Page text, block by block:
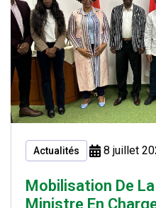
Actualités 8 juillet
Mobilisation De
Ministre En